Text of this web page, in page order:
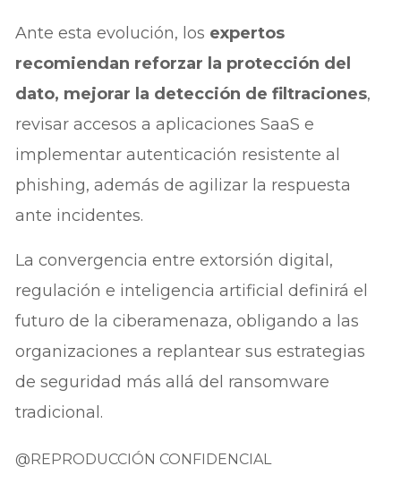
Ante esta evolución, los expertos
recomiendan reforzar la protección del
dato, mejorar la detección de filtraciones,
revisar accesos a aplicaciones SaaS e
implementar autenticación resistente al
phishing, además de agilizar la respuesta
ante incidentes.
La convergencia entre extorsión digital,
regulación e inteligencia artificial definirá el
futuro de la ciberamenaza, obligando a las
organizaciones a replantear sus estrategias
de seguridad más allá del ransomware
tradicional.
@REPRODUCCIÓN CONFIDENCIAL